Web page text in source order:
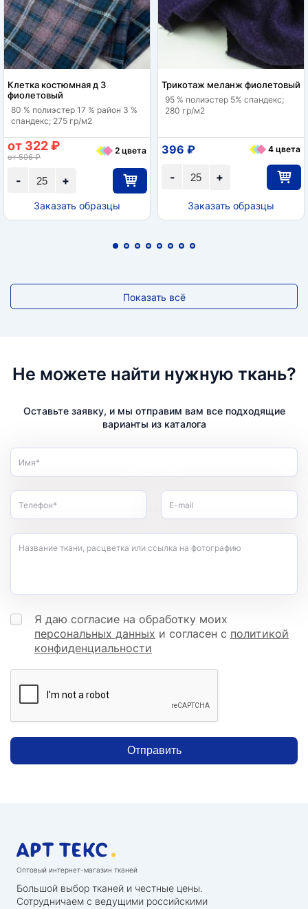
Клетка костюмная д 3
фиолетовый
80 % полиэстер 17 % район 3 %
спандекс; 275 гр/м2
+
-
от 322 ₽
от 506 ₽
2 цвета
Заказать образцы
Трикотаж меланж фиолетовый
95 % полиэстер 5% спандекс;
280 гр/м2
+
-
396 ₽ 4 цвета
Заказать образцы
Показать всё
Не можете найти нужную ткань?
Оставьте заявку, и мы отправим вам все подходящие
варианты из каталога
Имя*
Телефон* E-mail
Название ткани, расцветка или ссылка на фотографию
Я даю согласие на обработку моих
персональных данных и согласен с политикой
конфиденциальности
Отправить
Оптовый интернет-магазин тканей
Большой выбор тканей и честные цены.
Сотрудничаем с ведущими российскими